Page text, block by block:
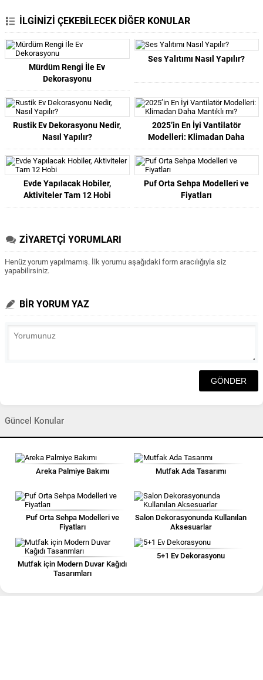
İLGİNİZİ ÇEKEBİLECEK DİĞER KONULAR
Mürdüm Rengi İle Ev
Dekorasyonu
Ses Yalıtımı Nasıl Yapılır?
Rustik Ev Dekorasyonu Nedir,
Nasıl Yapılır?
2025’in En İyi Vantilatör
Modelleri: Klimadan Daha
Mantıklı mı?
Evde Yapılacak Hobiler,
Aktiviteler Tam 12 Hobi
Puf Orta Sehpa Modelleri ve
Fiyatları
ZİYARETÇİ YORUMLARI
Henüz yorum yapılmamış. İlk yorumu aşağıdaki form aracılığıyla siz
yapabilirsiniz.
BİR YORUM YAZ
Güncel Konular
Areka Palmiye Bakımı Mutfak Ada Tasarımı
Puf Orta Sehpa Modelleri ve
Fiyatları
Salon Dekorasyonunda Kullanılan
Aksesuarlar
Mutfak için Modern Duvar Kağıdı
Tasarımları
5+1 Ev Dekorasyonu